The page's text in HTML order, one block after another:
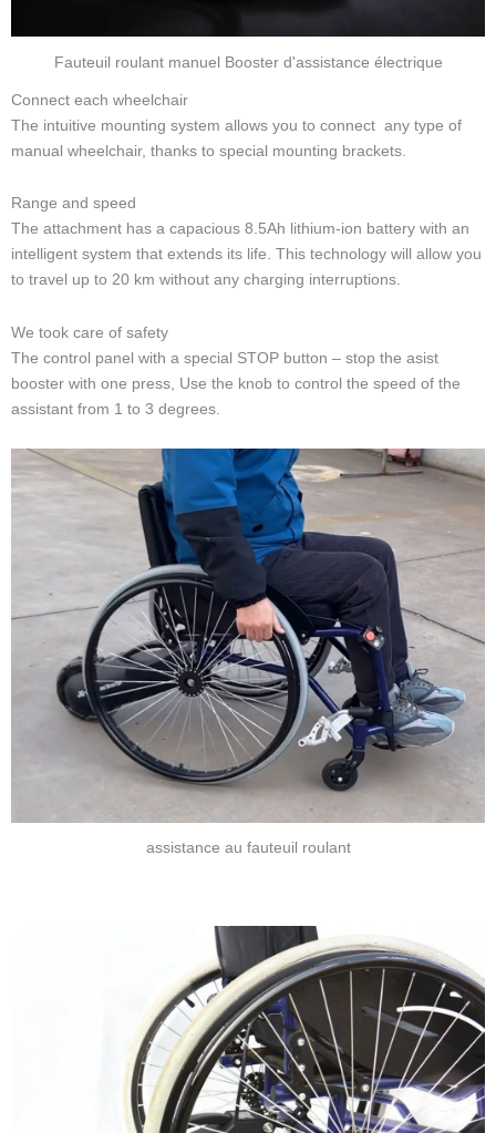
Fauteuil roulant manuel Booster d'assistance électrique
Connect each wheelchair
The intuitive mounting system allows you to connect any type of
manual wheelchair, thanks to special mounting brackets.
Range and speed
The attachment has a capacious 8.5Ah lithium-ion battery with an
intelligent system that extends its life. This technology will allow you
to travel up to 20 km without any charging interruptions.
We took care of safety
The control panel with a special STOP button – stop the asist
booster with one press, Use the knob to control the speed of the
assistant from 1 to 3 degrees.
assistance au fauteuil roulant